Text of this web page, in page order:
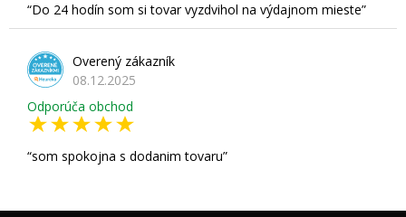
Do 24 hodín som si tovar vyzdvihol na výdajnom mieste
Overený zákazník
08.12.2025
Odporúča obchod
som spokojna s dodanim tovaru